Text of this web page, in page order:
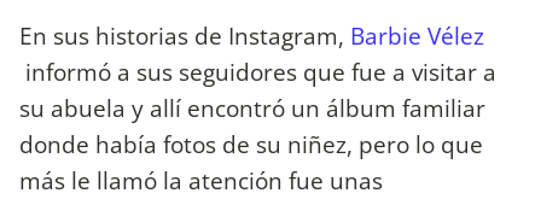
En sus historias de Instagram, Barbie Vélez
informó a sus seguidores que fue a visitar a
su abuela y allí encontró un álbum familiar
donde había fotos de su niñez, pero lo que
más le llamó la atención fue unas